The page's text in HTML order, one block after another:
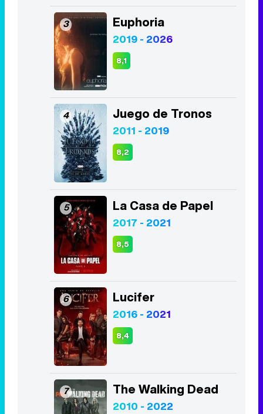
3 Euphoria
2019 - 2026
8,1
4 Juego de Tronos
2011 - 2019
8,2
5 La Casa de Papel
2017 - 2021
8,5
6 Lucifer
2016 - 2021
8,4
7 The Walking Dead
2010 - 2022